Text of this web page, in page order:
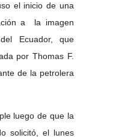
el inicio de una
a la imagen
Ecuador, que
por Thomas F.
de la petrolera
luego de que la
solicitó, el lunes